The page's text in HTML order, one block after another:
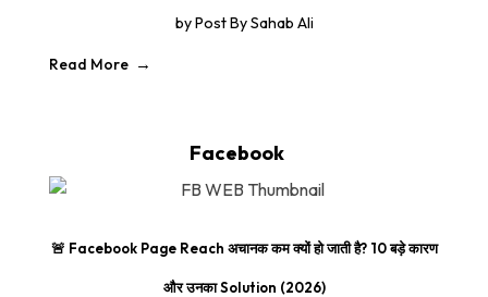
byPost By Sahab Ali
Read More
Facebook
🚨 Facebook Page Reach अचानक कम क्यों हो जाती है? 10 बड़े कारण
और उनका Solution (2026)